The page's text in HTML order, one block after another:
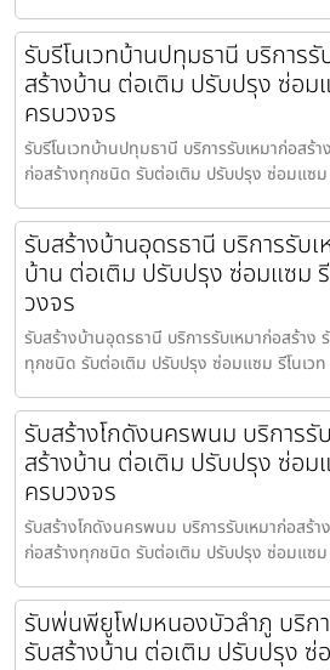
รับรีโนเวทบ้านปทุมธานี บริการ
สร้างบ้าน ต่อเติม ปรับปรุง ซ่อม
ครบวงจร
รับรีโนเวทบ้านปทุมธานี บริการรับเหมาก่อสร้
ก่อสร้างทุกชนิด รับต่อเติม ปรับปรุง ซ่อมแซม
รับสร้างบ้านอุดรธานี บริการรับ
บ้าน ต่อเติม ปรับปรุง ซ่อมแซม
วงจร
รับสร้างบ้านอุดรธานี บริการรับเหมาก่อสร้าง
ทุกชนิด รับต่อเติม ปรับปรุง ซ่อมแซม รีโนเว
รับสร้างโกดังนครพนม บริการรั
สร้างบ้าน ต่อเติม ปรับปรุง ซ่อม
ครบวงจร
รับสร้างโกดังนครพนม บริการรับเหมาก่อสร้า
ก่อสร้างทุกชนิด รับต่อเติม ปรับปรุง ซ่อมแซม
รับพ่นพียูโฟมหนองบัวลำภู บริก
รับสร้างบ้าน ต่อเติม ปรับปรุง ซ่